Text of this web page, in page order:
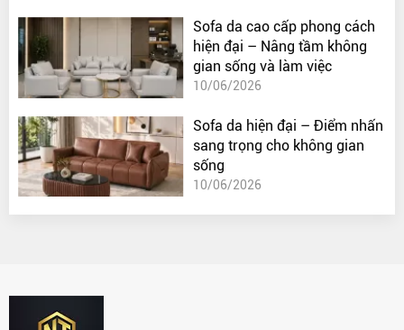
Sofa da cao cấp phong cách
hiện đại – Nâng tầm không
gian sống và làm việc
10/06/2026
Sofa da hiện đại – Điểm nhấn
sang trọng cho không gian
sống
10/06/2026